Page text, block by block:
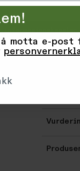
varm
LAGET
kubikk
motta e-post